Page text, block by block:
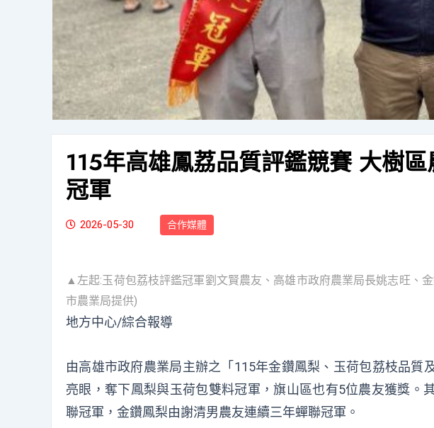
115年高雄鳳荔品質評鑑競賽 大樹
冠軍
2026-05-30 合作媒體
▲左起:玉荷包荔枝評鑑冠軍劉文賢農友、高雄市政府農業局長姚志旺、
市農業局提供)
地方中心/綜合報導
由高雄市政府農業局主辦之「115年金鑽鳳梨、玉荷包荔枝品質
亮眼，奪下鳳梨與玉荷包雙料冠軍，旗山區也有5位農友獲獎。
聯冠軍，金鑽鳳梨由謝清男農友連續三年蟬聯冠軍。